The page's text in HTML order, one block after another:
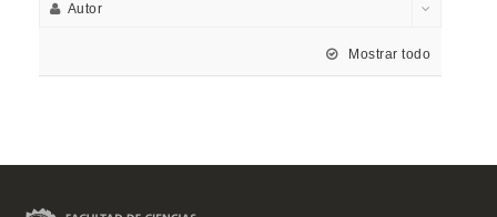
Autor
Mostrar todo